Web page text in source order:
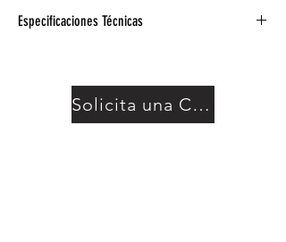
Especificaciones Técnicas
Brillante
Delgado
Solicita una Cotización